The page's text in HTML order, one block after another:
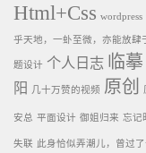
Html+Css wordpress
乎天地，一虲至微，亦能放肆
题设计 个人日志 临摹
阳
几十万赞的视频 原创
安总 平面设计 御姐归来 忘记
失联 此身恰似弄潮儿，曾过